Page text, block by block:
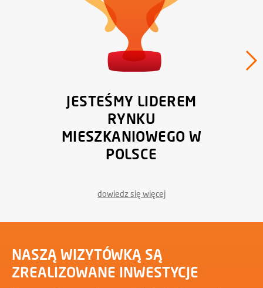
JESTEŚMY LIDEREM
RYNKU
MIESZKANIOWEGO W
POLSCE
dowiedz się więcej
NASZĄ WIZYTÓWKĄ SĄ
ZREALIZOWANE INWESTYCJE